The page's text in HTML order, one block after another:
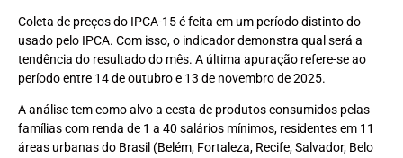
Coleta de preços do IPCA-15 é feita em um período distinto do
usado pelo IPCA. Com isso, o indicador demonstra qual será a
tendência do resultado do mês. A última apuração refere-se ao
período entre 14 de outubro e 13 de novembro de 2025.
A análise tem como alvo a cesta de produtos consumidos pelas
famílias com renda de 1 a 40 salários mínimos, residentes em 11
áreas urbanas do Brasil (Belém, Fortaleza, Recife, Salvador, Belo